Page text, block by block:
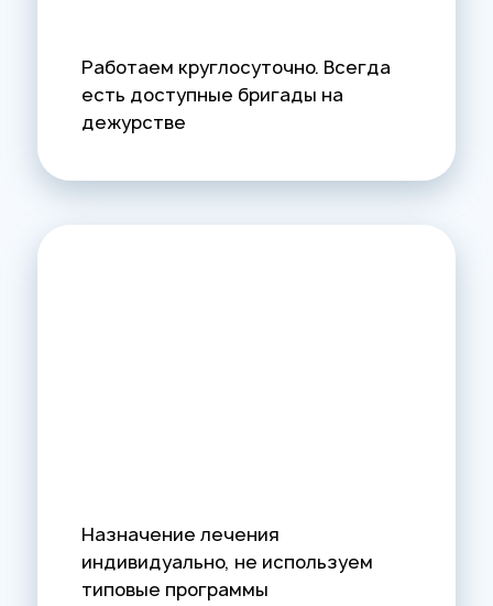
Работаем круглосуточно. Всегда
есть доступные бригады на
дежурстве
Назначение лечения
индивидуально, не используем
типовые программы